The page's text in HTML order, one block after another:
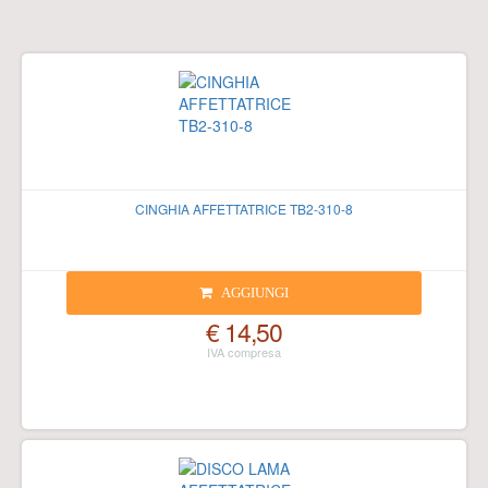
CINGHIA AFFETTATRICE TB2-310-8
AGGIUNGI
€ 14,50